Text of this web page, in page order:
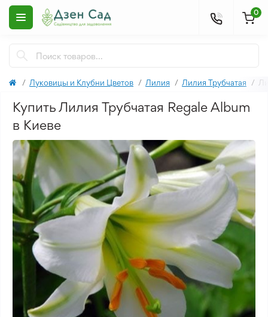
0
Луковицы и Клубни Цветов Лилия Лилия Трубчатая
Купить Лилия Трубчатая Regale Album
в Киеве